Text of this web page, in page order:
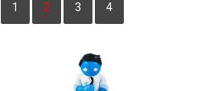
1 2 3 4